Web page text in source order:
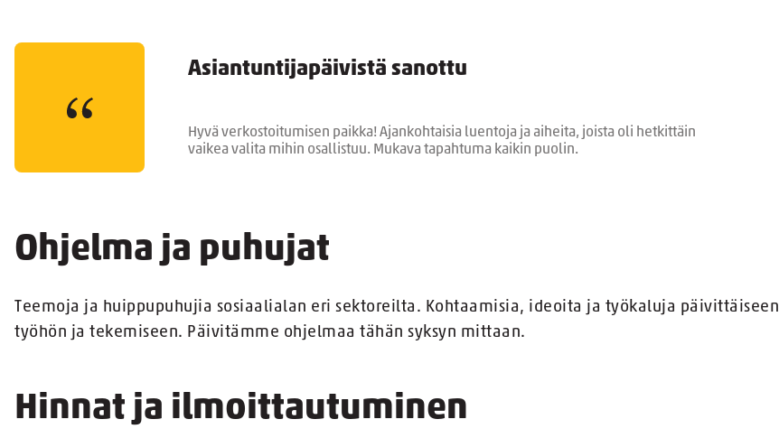
Asiantuntijapäivistä sanottu
Hyvä verkostoitumisen paikka! Ajankohtaisia luentoja ja aiheita, joista oli hetkittäin
vaikea valita mihin osallistuu. Mukava tapahtuma kaikin puolin.
Ohjelma ja puhujat
Teemoja ja huippupuhujia sosiaalialan eri sektoreilta. Kohtaamisia, ideoita ja työkaluja päivittäiseen
työhön ja tekemiseen. Päivitämme ohjelmaa tähän syksyn mittaan.
Hinnat ja ilmoittautuminen